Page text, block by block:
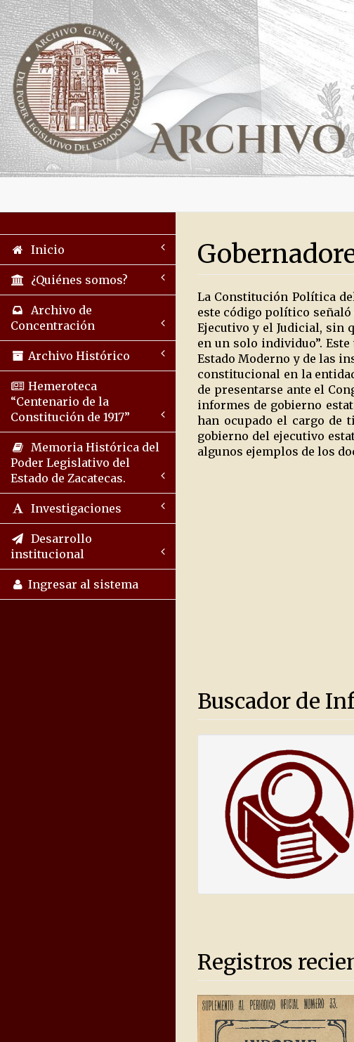
Inicio
¿Quiénes somos?
Archivo de
Concentración
Archivo Histórico
Hemeroteca
“Centenario de la
Constitución de 1917”
Memoria Histórica del
Poder Legislativo del
Estado de Zacatecas.
Investigaciones
Desarrollo
institucional
Ingresar al sistema
La Constitución Política
este código político señaló
Ejecutivo y el Judicial, sin
en un solo individuo”.
Estado Moderno y de las
constitucional en la
de presentarse ante el
informes de gobierno
han ocupado el cargo de
gobierno del ejecutivo
algunos ejemplos de los
Buscador de
Registros